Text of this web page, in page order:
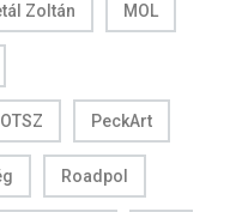
Zoltán MOL
OTSZ PeckArt
Roadpol